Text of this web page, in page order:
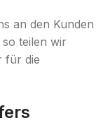
an den Kunden
teilen wir
für die